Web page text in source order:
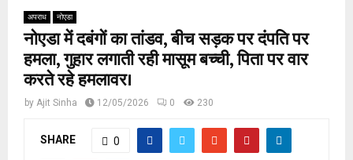
अपराध नोएडा
नोएडा में दबंगों का तांडव, बीच सड़क पर दंपति पर
हमला, गुहार लगाती रही मासूम बच्ची, पिता पर वार
करते रहे हमलावर।
by Ajit Sinha 12/05/2026 0 230
SHARE 0